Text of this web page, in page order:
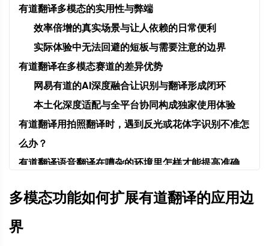
有道翻译多模态的实用性与弊端
效率倍增的真实场景与让人依赖的日常便利
实际体验中无法回避的短板与需要注意的边界
有道翻译在多模态赛道的差异优势
网易有道的AI深度融合让识别与翻译形成闭环
本土化深度适配与全平台协同构成独家使用体验
有道翻译用拍照翻译时，遇到反光或花体字识别不准怎
么办？
有道翻译语音翻译在嘈杂的环境里怎样才能提高准确
有道翻译离线模式下使用多模态翻译，和在线差距大
吗？
多模态功能如何扩展有道翻译的应用边
界